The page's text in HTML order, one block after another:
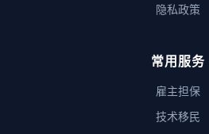
隐私政策
常用服务
雇主担保
技术移民